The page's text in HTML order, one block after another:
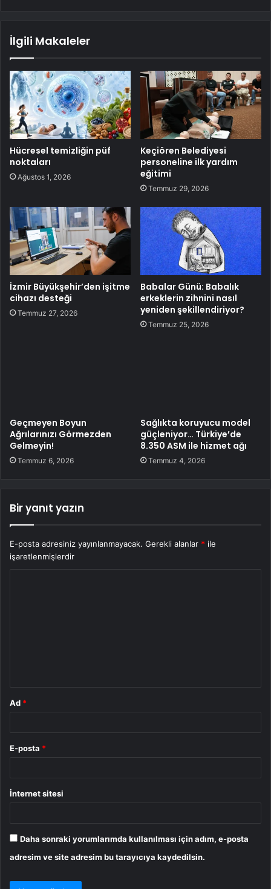
İlgili Makaleler
Hücresel temizliğin püf
noktaları
Ağustos 1, 2026
Keçiören Belediyesi
personeline ilk yardım
eğitimi
Temmuz 29, 2026
İzmir Büyükşehir’den işitme
cihazı desteği
Temmuz 27, 2026
Babalar Günü: Babalık
erkeklerin zihnini nasıl
yeniden şekillendiriyor?
Temmuz 25, 2026
Geçmeyen Boyun
Ağrılarınızı Görmezden
Gelmeyin!
Temmuz 6, 2026
Sağlıkta koruyucu model
güçleniyor… Türkiye’de
8.350 ASM ile hizmet ağı
Temmuz 4, 2026
Bir yanıt yazın
E-posta adresiniz yayınlanmayacak. Gerekli alanlar * ile
işaretlenmişlerdir
Ad *
E-posta *
İnternet sitesi
Daha sonraki yorumlarımda kullanılması için adım, e-posta
adresim ve site adresim bu tarayıcıya kaydedilsin.